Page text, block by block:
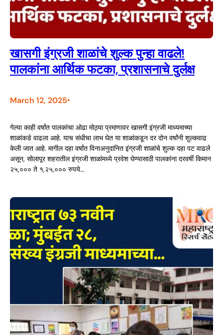
खासगी इंग्रजी शाळांचे शुल्क पुन्हा वाढले!
पालकांना आर्थिक फटका, प्रशासनाचे दुर्लक्ष
March 12, 2025•
गेल्या काही वर्षांत पालकांचा ओढा मोठ्या प्रमाणावर खासगी इंग्रजी माध्यमाच्या
शाळांकडे वाढला आहे. याच संधीचा लाभ घेत या शाळांकडून दर दोन वर्षांनी शुल्कवाढ
केली जात आहे. मागील दहा वर्षांत विनाअनुदानित इंग्रजी शाळांचे शुल्क दहा पट वाढले
असून, सोलापूर शहरातील इंग्रजी शाळांमध्ये प्रवेश घेण्यासाठी पालकांना दरवर्षी किमान
२५,००० ते १,२५,००० रुपये…